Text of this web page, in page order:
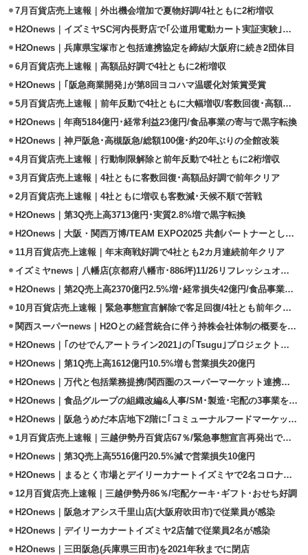
7月百貨店売上速報｜外出機会増加で夏物好調/4社ともに2桁増収
H2Onews｜イズミヤSC河内長野店で｢公道用電動カート実証実験｣に参画
H2Onews｜兵庫県宝塚市と包括連携協定を締結/大阪府に続き2団体目
6月百貨店売上速報｜高額品好調で4社ともに2桁増収
H2Onews｜｢阪急商業開発｣が第8回ヨコハマ温暖化対策賞受賞
5月百貨店売上速報｜前年反動で4社ともに大幅増収/客数回復･高額品好調
H2Onews｜年商5184億円･経常利益23億円/食品事業の寄与で黒字転換
H2Onews｜神戸阪急･高槻阪急/総額100億･約20年ぶりの全館改装
4月百貨店売上速報｜行動制限解除と前年反動で4社ともに2桁増収
3月百貨店売上速報｜4社ともに客数回復･高額品好調で前年クリア
2月百貨店売上速報｜4社ともに増収も客数減･天候不順で苦戦
H2Onews｜第3Q売上高3713億円･実質2.8%増で黒字転換
H2Onews｜大阪・関西万博/TEAM EXPO2025 共創パートナーとして参画
11月百貨店売上速報｜年末商戦好調で4社とも2カ月連続前年クリア
イズミヤnews｜八幡店(京都府八幡市･886坪)11/26リフレッシュオープン
H2Onews｜第2Q売上高2370億円2.5%増･経常損失42億円/食品事業は増益
10月百貨店売上速報｜緊急事態宣言解除で客足回復/4社とも前年クリア
関西スーパーnews｜H2Oとの経営統合に伴う持株会社体制の概要を発表
H2Onews｜｢のせでんアートライン2021｣の｢Tsugu｣プロジェクトに参画
H2Onews｜第1Q売上高1612億円10.5%増も営業損失20億円
H2Onews｜万代と包括業務提携/関西圏のスーパーマーケット連携進む
H2Onews｜食品グループの組織改編&人事/SM･製造･宅配の3事業を新設
H2Onews｜阪急うめだ本店地下2階に｢コミューナルフードマーケット｣開設
1月百貨店売上速報｜三越伊勢丹百貨店67％/緊急事態宣言再発出で大幅減
H2Onews｜第3Q売上高5516億円20.5%減で営業損失10億円
H2Onews｜まるとく市場とデイリーカナートイズミヤで2名コロナ感染
12月百貨店売上速報｜三越伊勢丹86％/宅配ケーキ･ギフト･おせち好調
H2Onews｜阪急オアシス千里山店(大阪府吹田市)で従業員が感染
H2Onews｜デイリーカナートイズミヤ2店舗で従業員2名が感染
H2Onews｜三田阪急(兵庫県三田市)を2021年秋までに閉店